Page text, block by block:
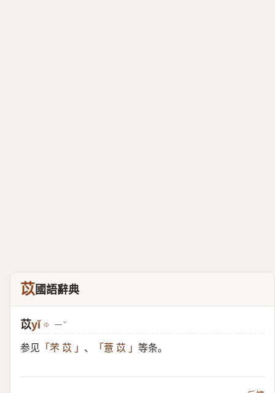
苡國語辭典
苡yǐ ㄧˇ
参见 「芣 苡 」 、 「薏 苡 」 等条。